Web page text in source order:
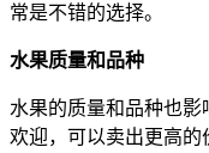
常是不错的选择。
水果质量和品种
水果的质量和品种也
欢迎，可以卖出更高